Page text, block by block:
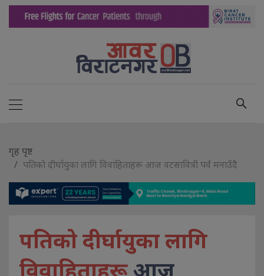
गृह पृष्ट
पतिको दीर्घायुका लागि विवाहिताहरू आज वटसावित्री पर्व मनाउँदै
पतिको दीर्घायुका लागि
विवाहिताहरू आज